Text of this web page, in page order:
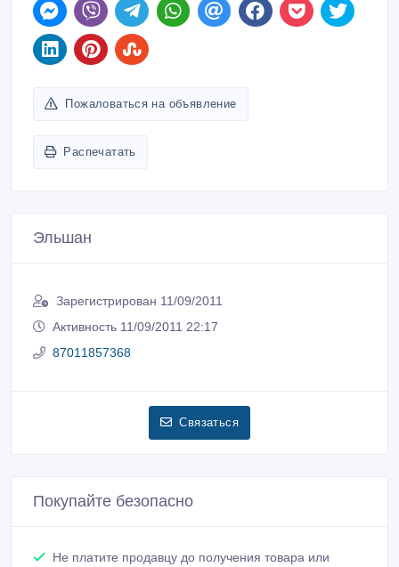
Пожаловаться на объявление
Распечатать
Эльшан
Зарегистрирован 11/09/2011
Активность 11/09/2011 22:17
87011857368
Связаться
Покупайте безопасно
Не платите продавцу до получения товара или